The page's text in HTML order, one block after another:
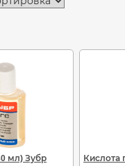
мл) Зубр
Кислота